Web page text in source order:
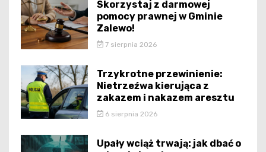
Skorzystaj z darmowej
pomocy prawnej w Gminie
Zalewo!
7 sierpnia 2026
Trzykrotne przewinienie:
Nietrzeźwa kierująca z
zakazem i nakazem aresztu
6 sierpnia 2026
Upały wciąż trwają: jak dbać o